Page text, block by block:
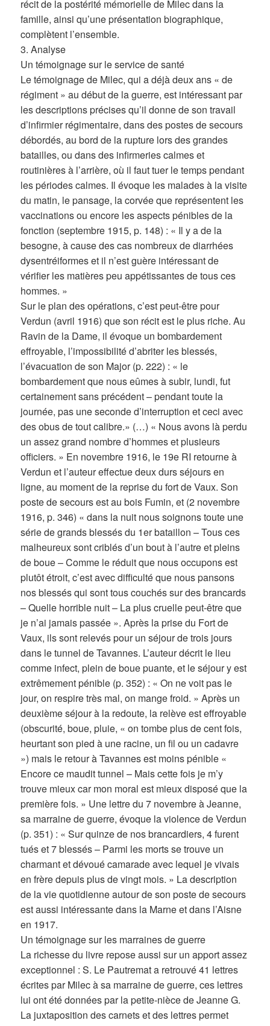
récit de la postérité mémorielle de Milec dans la
famille, ainsi qu’une présentation biographique,
complètent l’ensemble.
3. Analyse
Un témoignage sur le service de santé
Le témoignage de Milec, qui a déjà deux ans « de
régiment » au début de la guerre, est intéressant par
les descriptions précises qu’il donne de son travail
d’infirmier régimentaire, dans des postes de secours
débordés, au bord de la rupture lors des grandes
batailles, ou dans des infirmeries calmes et
routinières à l’arrière, où il faut tuer le temps pendant
les périodes calmes. Il évoque les malades à la visite
du matin, le pansage, la corvée que représentent les
vaccinations ou encore les aspects pénibles de la
fonction (septembre 1915, p. 148) : « Il y a de la
besogne, à cause des cas nombreux de diarrhées
dysentréiformes et il n’est guère intéressant de
vérifier les matières peu appétissantes de tous ces
hommes. »
Sur le plan des opérations, c’est peut-être pour
Verdun (avril 1916) que son récit est le plus riche. Au
Ravin de la Dame, il évoque un bombardement
effroyable, l’impossibilité d’abriter les blessés,
l’évacuation de son Major (p. 222) : « le
bombardement que nous eûmes à subir, lundi, fut
certainement sans précédent – pendant toute la
journée, pas une seconde d’interruption et ceci avec
des obus de tout calibre.» (…) « Nous avons là perdu
un assez grand nombre d’hommes et plusieurs
officiers. » En novembre 1916, le 19e RI retourne à
Verdun et l’auteur effectue deux durs séjours en
ligne, au moment de la reprise du fort de Vaux. Son
poste de secours est au bois Fumin, et (2 novembre
1916, p. 346) « dans la nuit nous soignons toute une
série de grands blessés du 1er bataillon – Tous ces
malheureux sont criblés d’un bout à l’autre et pleins
de boue – Comme le réduit que nous occupons est
plutôt étroit, c’est avec difficulté que nous pansons
nos blessés qui sont tous couchés sur des brancards
– Quelle horrible nuit – La plus cruelle peut-être que
je n’ai jamais passée ». Après la prise du Fort de
Vaux, ils sont relevés pour un séjour de trois jours
dans le tunnel de Tavannes. L’auteur décrit le lieu
comme infect, plein de boue puante, et le séjour y est
extrêmement pénible (p. 352) : « On ne voit pas le
jour, on respire très mal, on mange froid. » Après un
deuxième séjour à la redoute, la relève est effroyable
(obscurité, boue, pluie, « on tombe plus de cent fois,
heurtant son pied à une racine, un fil ou un cadavre
») mais le retour à Tavannes est moins pénible «
Encore ce maudit tunnel – Mais cette fois je m’y
trouve mieux car mon moral est mieux disposé que la
première fois. » Une lettre du 7 novembre à Jeanne,
sa marraine de guerre, évoque la violence de Verdun
(p. 351) : « Sur quinze de nos brancardiers, 4 furent
tués et 7 blessés – Parmi les morts se trouve un
charmant et dévoué camarade avec lequel je vivais
en frère depuis plus de vingt mois. » La description
de la vie quotidienne autour de son poste de secours
est aussi intéressante dans la Marne et dans l’Aisne
en 1917.
Un témoignage sur les marraines de guerre
La richesse du livre repose aussi sur un apport assez
exceptionnel : S. Le Pautremat a retrouvé 41 lettres
écrites par Milec à sa marraine de guerre, ces lettres
lui ont été données par la petite-nièce de Jeanne G.
La juxtaposition des carnets et des lettres permet